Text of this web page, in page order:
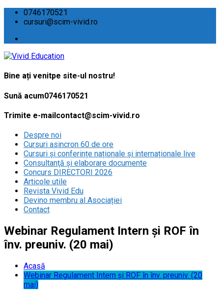
0746170521
cursuri@scim-vivid.ro
Bine ați venitpe site-ul nostru!
Sună acum0746170521
Trimite e-mailcontact@scim-vivid.ro
Despre noi
Cursuri asincron 60 de ore
Cursuri și conferințe naționale și internaționale live
Consultanţă și elaborare documente
Concurs DIRECTORI 2026
Articole utile
Revista Vivid Edu
Devino membru al Asociației
Contact
Webinar Regulament Intern și ROF în
înv. preuniv. (20 mai)
Acasă
Webinar Regulament Intern și ROF în înv. preuniv. (20
mai)